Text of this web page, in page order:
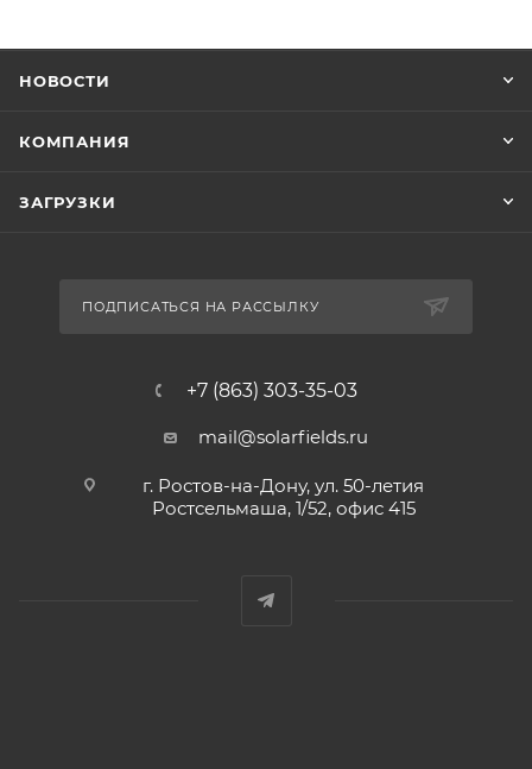
НОВОСТИ
КОМПАНИЯ
ЗАГРУЗКИ
ПОДПИСАТЬСЯ НА РАССЫЛКУ
+7 (863) 303-35-03
mail@solarfields.ru
г. Ростов-на-Дону, ул. 50-летия
Ростсельмаша, 1/52, офис 415